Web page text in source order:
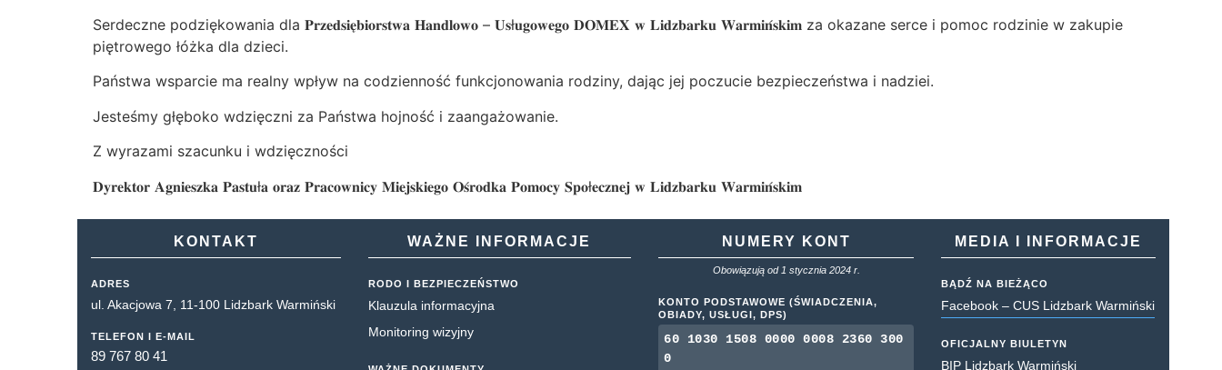
Serdeczne podziękowania dla 𝐏𝐫𝐳𝐞𝐝𝐬𝐢𝐞̨𝐛𝐢𝐨𝐫𝐬𝐭𝐰𝐚 𝐇𝐚𝐧𝐝𝐥𝐨𝐰𝐨 – 𝐔𝐬ł𝐮𝐠𝐨𝐰𝐞𝐠𝐨 𝐃𝐎𝐌𝐄𝐗 𝐰 𝐋𝐢𝐝𝐳𝐛𝐚𝐫𝐤𝐮 𝐖𝐚𝐫𝐦𝐢𝐧́𝐬𝐤𝐢𝐦 za okazane serce i pomoc rodzinie w zakupie
piętrowego łóżka dla dzieci.
Państwa wsparcie ma realny wpływ na codzienność funkcjonowania rodziny, dając jej poczucie bezpieczeństwa i nadziei.
Jesteśmy głęboko wdzięczni za Państwa hojność i zaangażowanie.
Z wyrazami szacunku i wdzięczności
𝐃𝐲𝐫𝐞𝐤𝐭𝐨𝐫 𝐀𝐠𝐧𝐢𝐞𝐬𝐳𝐤𝐚 𝐏𝐚𝐬𝐭𝐮ł𝐚 𝐨𝐫𝐚𝐳 𝐏𝐫𝐚𝐜𝐨𝐰𝐧𝐢𝐜𝐲 𝐌𝐢𝐞𝐣𝐬𝐤𝐢𝐞𝐠𝐨 𝐎𝐬́𝐫𝐨𝐝𝐤𝐚 𝐏𝐨𝐦𝐨𝐜𝐲 𝐒𝐩𝐨ł𝐞𝐜𝐳𝐧𝐞𝐣 𝐰 𝐋𝐢𝐝𝐳𝐛𝐚𝐫𝐤𝐮 𝐖𝐚𝐫𝐦𝐢𝐧́𝐬𝐤𝐢𝐦
KONTAKT
ADRES
ul. Akacjowa 7, 11-100 Lidzbark Warmiński
TELEFON I E-MAIL
89 767 80 41
WAŻNE INFORMACJE
RODO I BEZPIECZEŃSTWO
Klauzula informacyjna
Monitoring wizyjny
NUMERY KONT
Obowiązują od 1 stycznia 2024 r.
KONTO PODSTAWOWE (ŚWIADCZENIA,
OBIADY, USŁUGI, DPS)
60 1030 1508 0000 0008 2360 300
0
MEDIA I INFORMACJE
BĄDŹ NA BIEŻĄCO
Facebook – CUS Lidzbark Warmiński
OFICJALNY BIULETYN
BIP Lidzbark Warmiński